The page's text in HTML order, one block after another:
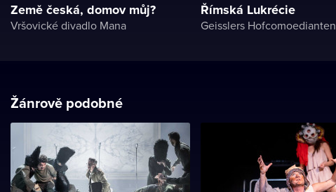
Země česká, domov můj?
Vršovické divadlo Mana
Římská Lukrécie
Geisslers Hofcomoedianten
Žánrově podobné